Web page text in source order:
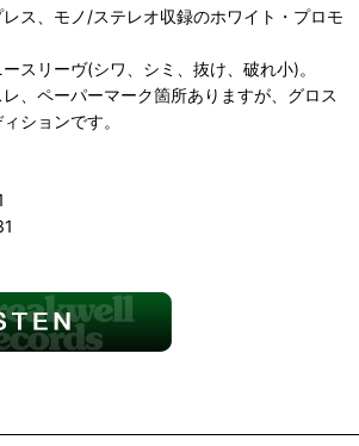
ス、モノ/ステレオ収録のホワイト・プロモ
スリーヴ(シワ、シミ、抜け、破れ小)。
、ペーパーマーク箇所ありますが、グロス
ションです。